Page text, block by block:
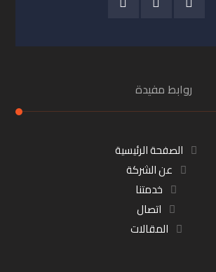
روابط مفيدة
الصفحة الرئيسية
عن الشركة
خدمتنا
اتصال
المقالات